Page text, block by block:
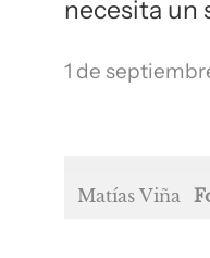
necesita un
1 de
Matías Viña